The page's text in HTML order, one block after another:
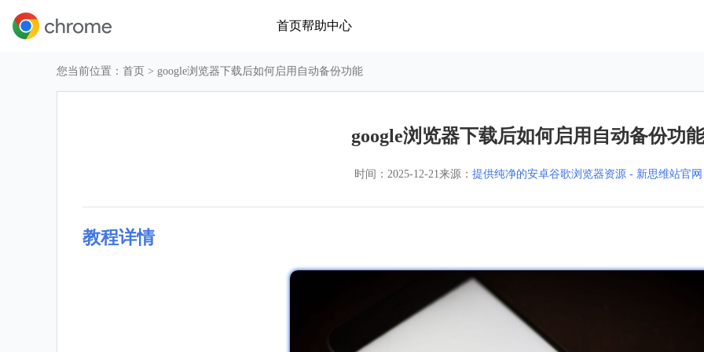
首页帮助中心
您当前位置： 首页 > google浏览器下载后如何启用自动备份功能
google浏览器下载后如何启用自动备份功能
时间： 2025-12-21来源： 提供纯净的安卓谷歌浏览器资源 - 新思维站官网
教程详情